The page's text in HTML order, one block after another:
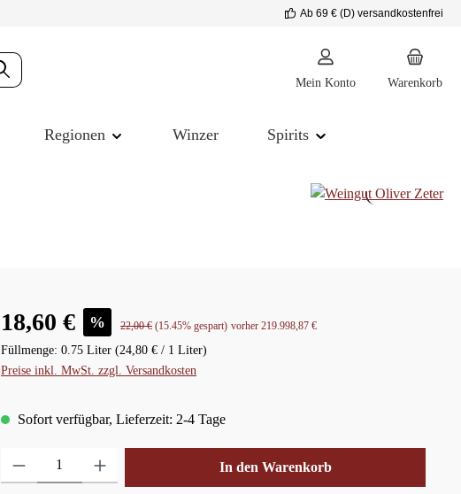
Ab 69 € (D) versandkostenfrei
Mein Konto Warenkorb
Regionen Winzer Spirits
Verkaufspreis:
18,60 € % Regulärer Preis:
22,00 € (15.45% gespart) vorher 219.998,87 €
Füllmenge: 0.75 Liter (24,80 € / 1 Liter)
Preise inkl. MwSt. zzgl. Versandkosten
Sofort verfügbar, Lieferzeit: 2-4 Tage
Produkt Anzahl: Gib den gewünschten Wert ein oder benutze die Schaltflächen um die
In den Warenkorb